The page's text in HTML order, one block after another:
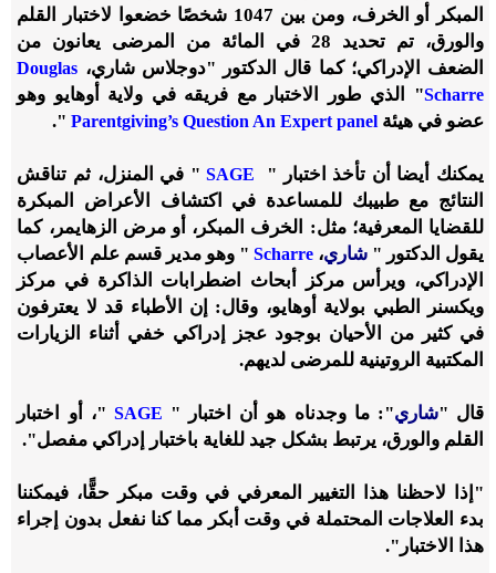
المبكر أو الخرف، ومن بين 1047 شخصًا خضعوا لاختبار القلم
والورق، تم تحديد 28 في المائة من المرضى يعانون من
الضعف الإدراكي؛ كما قال الدكتور "دوجلاس شاري، Douglas
Scharre" الذي طور الاختبار مع فريقه في ولاية أوهايو وهو
عضو في هيئة Parentgiving’s Question An Expert panel
".
يمكنك أيضا أن تأخذ اختبار " SAGE " في المنزل، ثم تناقش
النتائج مع طبيبك للمساعدة في اكتشاف الأعراض المبكرة
للقضايا المعرفية؛ مثل: الخرف المبكر، أو مرض الزهايمر، كما
يقول الدكتور "شاري،Scharre " وهو مدير قسم علم الأعصاب
الإدراكي، ويرأس مركز أبحاث اضطرابات الذاكرة في مركز
ويكسنر الطبي بولاية أوهايو، وقال: إن الأطباء قد لا يعترفون
في كثير من الأحيان بوجود عجز إدراكي خفي أثناء الزيارات
المكتبية الروتينية للمرضى لديهم.
قال "شاري": ما وجدناه هو أن اختبار " SAGE "، أو اختبار
القلم والورق، يرتبط بشكل جيد للغاية باختبار إدراكي مفصل".
"إذا لاحظنا هذا التغيير المعرفي في وقت مبكر حقًّا، فيمكننا
بدء العلاجات المحتملة في وقت أبكر مما كنا نفعل بدون إجراء
هذا الاختبار".